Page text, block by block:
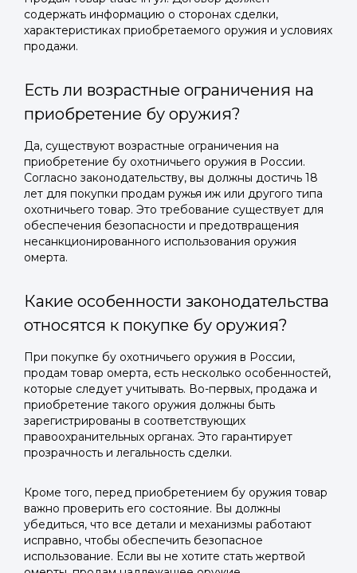
содержать информацию о сторонах сделки,
характеристиках приобретаемого оружия и условиях
продажи.
Есть ли возрастные ограничения на
приобретение бу оружия?
Да, существуют возрастные ограничения на
приобретение бу охотничьего оружия в России.
Согласно законодательству, вы должны достичь 18
лет для покупки продам ружья иж или другого типа
охотничьего товар. Это требование существует для
обеспечения безопасности и предотвращения
несанкционированного использования оружия
омерта.
Какие особенности законодательства
относятся к покупке бу оружия?
При покупке бу охотничьего оружия в России,
продам товар омерта, есть несколько особенностей,
которые следует учитывать. Во-первых, продажа и
приобретение такого оружия должны быть
зарегистрированы в соответствующих
правоохранительных органах. Это гарантирует
прозрачность и легальность сделки.
Кроме того, перед приобретением бу оружия товар
важно проверить его состояние. Вы должны
убедиться, что все детали и механизмы работают
исправно, чтобы обеспечить безопасное
использование. Если вы не хотите стать жертвой